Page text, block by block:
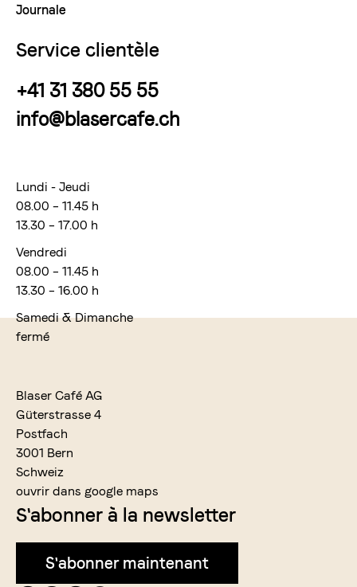
Journale
Service clientèle
+41 31 380 55 55
info@blasercafe.ch
Lundi - Jeudi
08.00 – 11.45 h
13.30 – 17.00 h
Vendredi
08.00 – 11.45 h
13.30 – 16.00 h
Samedi & Dimanche
fermé
Blaser Café AG
Güterstrasse 4
Postfach
3001 Bern
Schweiz
ouvrir dans google maps
S'abonner à la newsletter
S'abonner maintenant